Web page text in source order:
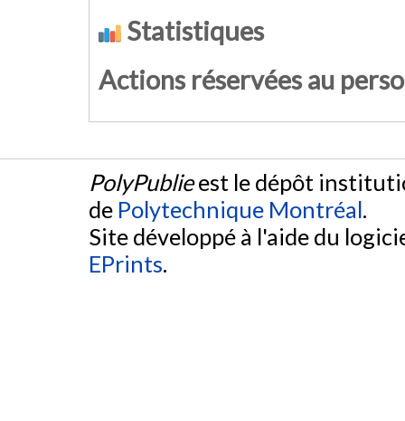
Statistiques
Actions réservées au
PolyPublieest le dépôt
de Polytechnique Montréal.
Site développé à l'aide du
EPrints.